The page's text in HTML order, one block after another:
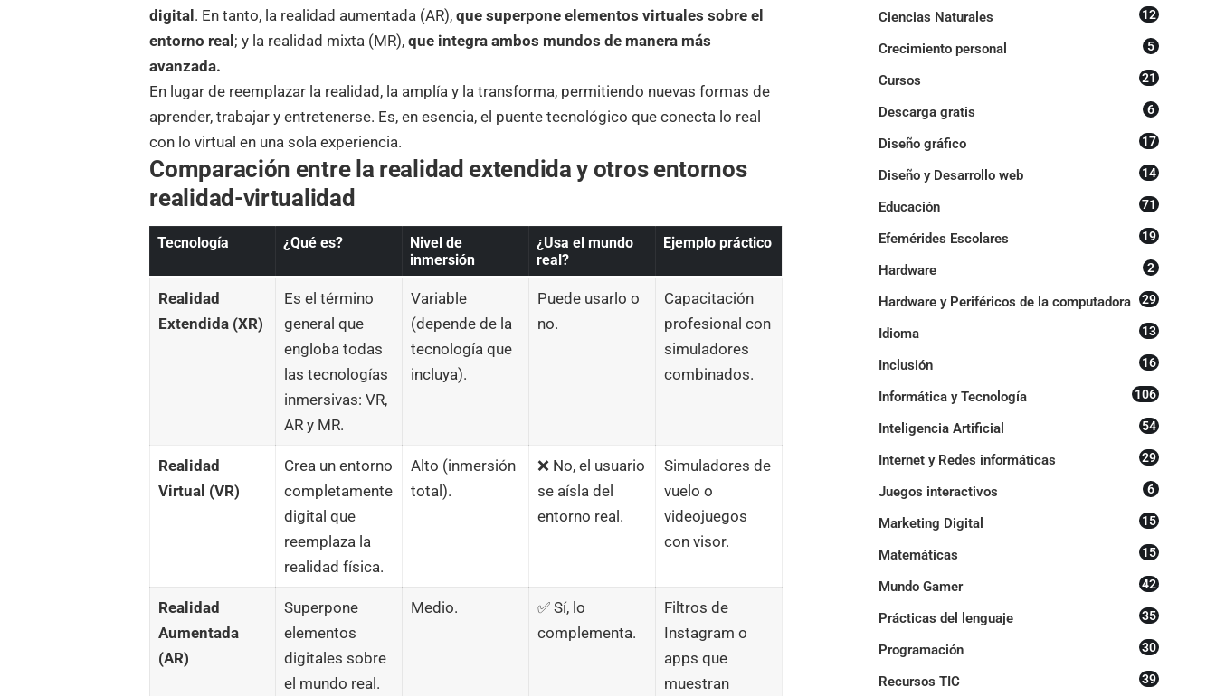
digital. En tanto, la realidad aumentada (AR),que superpone elementos virtuales sobre el
entorno real; y la realidad mixta (MR), que integra ambos mundos de manera más
avanzada.
En lugar de reemplazar la realidad, la amplía y la transforma, permitiendo nuevas formas de
aprender, trabajar y entretenerse. Es, en esencia, el puente tecnológico que conecta lo real
con lo virtual en una sola experiencia.
Comparación entre la realidad extendida y otros entornos
realidad-virtualidad
Tecnología ¿Qué es?
Nivel de
inmersión
¿Usa el mundo
real?
Ejemplo práctico
Realidad
Extendida (XR)
Es el término
general que
engloba todas
las tecnologías
inmersivas: VR,
AR y MR.
Variable
(depende de la
tecnología que
incluya).
Puede usarlo o
no.
Capacitación
profesional con
simuladores
combinados.
Realidad
Virtual (VR)
Crea un entorno
completamente
digital que
reemplaza la
realidad física.
Alto (inmersión
total).
❌ No, el usuario
se aísla del
entorno real.
Simuladores de
vuelo o
videojuegos
con visor.
Realidad
Aumentada
(AR)
Superpone
elementos
digitales sobre
el mundo real.
Medio.
✅ Sí, lo
complementa.
Filtros de
Instagram o
apps que
muestran
Ciencias Naturales 12
Crecimiento personal 5
Cursos 21
Descarga gratis 6
Diseño gráfico 17
Diseño y Desarrollo web 14
Educación 71
Efemérides Escolares 19
Hardware 2
Hardware y Periféricos de la computadora 29
Idioma 13
Inclusión 16
Informática y Tecnología 106
Inteligencia Artificial 54
Internet y Redes informáticas 29
Juegos interactivos 6
Marketing Digital 15
Matemáticas 15
Mundo Gamer 42
Prácticas del lenguaje 35
Programación 30
Recursos TIC 39